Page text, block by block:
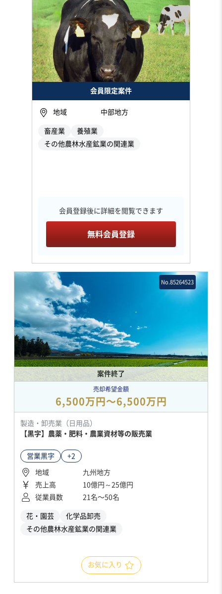
会員限定案件
地域 中部地方
畜産業
養殖業
その他農林水産鉱業の関連業
会員登録後に詳細を閲覧できます
無料会員登録
案件終了
No.85264523
売却希望金額
6,500万円〜6,500万円
製造・卸売業（日用品）
【黒字】農薬・肥料・農業資材等の販売業
営業黒字 +2
地域
九州地方
売上高
10億円～25億円
従業員数
21名〜50名
花・園芸
化学品卸売
その他農林水産鉱業の関連業
お気に入り